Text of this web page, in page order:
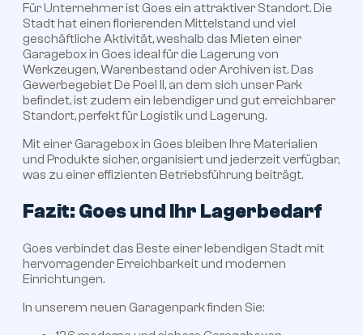
Für Unternehmer ist Goes ein attraktiver Standort. Die
Stadt hat einen florierenden Mittelstand und viel
geschäftliche Aktivität, weshalb das Mieten einer
Garagebox in Goes ideal für die Lagerung von
Werkzeugen, Warenbestand oder Archiven ist. Das
Gewerbegebiet De Poel II, an dem sich unser Park
befindet, ist zudem ein lebendiger und gut erreichbarer
Standort, perfekt für Logistik und Lagerung.
Mit einer Garagebox in Goes bleiben Ihre Materialien
und Produkte sicher, organisiert und jederzeit verfügbar,
was zu einer effizienten Betriebsführung beiträgt.
Fazit: Goes und Ihr Lagerbedarf
Goes verbindet das Beste einer lebendigen Stadt mit
hervorragender Erreichbarkeit und modernen
Einrichtungen.
In unserem neuen Garagenpark finden Sie: